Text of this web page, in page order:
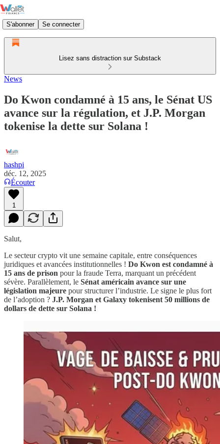
S'abonner Se connecter
Lisez sans distraction sur Substack
News
Do Kwon condamné à 15 ans, le Sénat US
avance sur la régulation, et J.P. Morgan
tokenise la dette sur Solana !
hashpi
déc. 12, 2025
Écouter
1
Salut,
​Le secteur crypto vit une semaine capitale, entre conséquences
juridiques et avancées institutionnelles ! Do Kwon est condamné à
15 ans de prison pour la fraude Terra, marquant un précédent
sévère. Parallèlement, le Sénat américain avance sur une
législation majeure pour structurer l’industrie. Le signe le plus fort
de l’adoption ? J.P. Morgan et Galaxy tokenisent 50 millions de
dollars de dette sur Solana !